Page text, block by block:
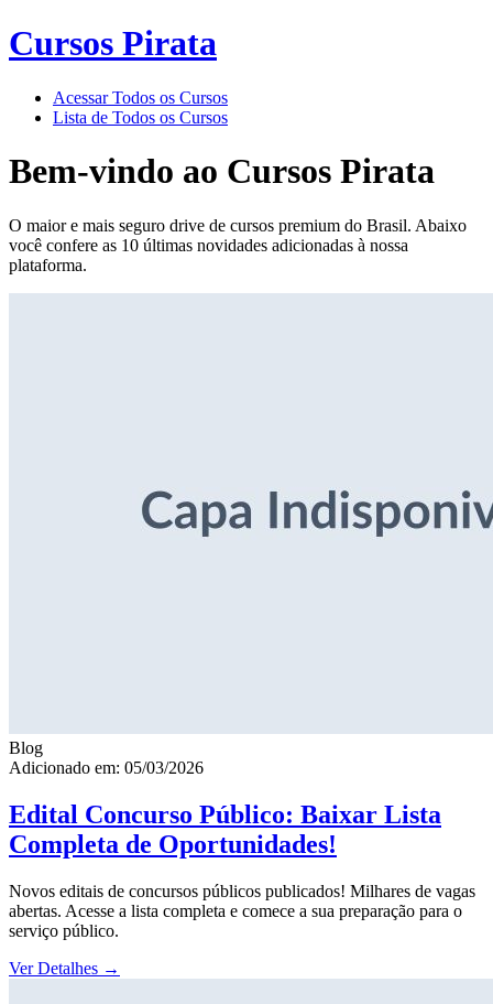
Cursos Pirata
Acessar Todos os Cursos
Lista de Todos os Cursos
Bem-vindo ao Cursos Pirata
O maior e mais seguro drive de cursos premium do Brasil. Abaixo
você confere as 10 últimas novidades adicionadas à nossa
plataforma.
Blog
Adicionado em: 05/03/2026
Edital Concurso Público: Baixar Lista
Completa de Oportunidades!
Novos editais de concursos públicos publicados! Milhares de vagas
abertas. Acesse a lista completa e comece a sua preparação para o
serviço público.
Ver Detalhes →